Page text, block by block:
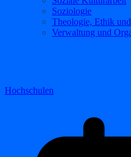
Soziologie
Theologie, Ethik
Verwaltung und
Hochschulen